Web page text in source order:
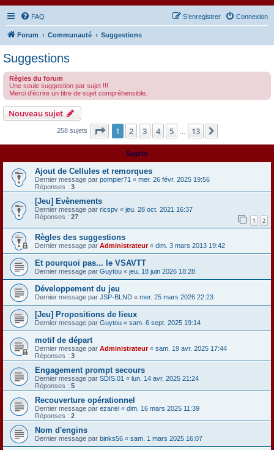
FAQ Connexion
S’enregistrer
Forum Communauté Suggestions
Suggestions
Règles du forum
Une seule suggestion par sujet !!!
Merci d'écrire un titre de sujet compréhensible.
Nouveau sujet
258 sujets Page 1sur13
1 2 3 4 5 13
Sujets
Ajout de Cellules et remorques
Dernier message par pompier71 « mer. 26 févr. 2025 19:56
Réponses : 3
[Jeu] Evènements
Dernier message par ricspv « jeu. 28 oct. 2021 16:37
Réponses : 27 1 2
Règles des suggestions
Dernier message par Administrateur« dim. 3 mars 2013 19:42
Et pourquoi pas... le VSAVTT
Dernier message par Guytou « jeu. 18 juin 2026 18:28
Développement du jeu
Dernier message par JSP-BLND « mer. 25 mars 2026 22:23
[Jeu] Propositions de lieux
Dernier message par Guytou « sam. 6 sept. 2025 19:14
motif de départ
Dernier message par Administrateur« sam. 19 avr. 2025 17:44
Réponses : 3
Engagement prompt secours
Dernier message par SDIS.01 « lun. 14 avr. 2025 21:24
Réponses : 5
Recouverture opérationnel
Dernier message par ezariel « dim. 16 mars 2025 11:39
Réponses : 2
Nom d'engins
Dernier message par binks56 « sam. 1 mars 2025 16:07